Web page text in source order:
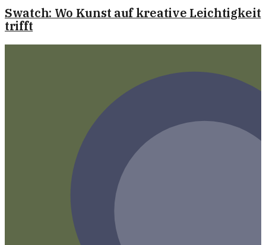
Swatch: Wo Kunst auf kreative Leichtigkeit
trifft